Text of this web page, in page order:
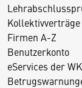
Kollektivverträge
Firmen A-Z
Benutzerkonto
eServices der